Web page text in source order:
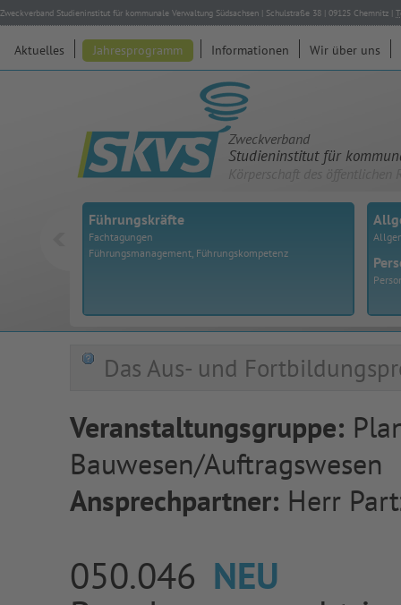
Zweckverband Studieninstitut für kommunale Verwaltung Südsachsen | Schulstraße 38 | 09125 Chemnitz |
Aktuelles Jahresprogramm Informationen Wir über uns
Zweckverband
Studieninstitut für
Körperschaft des öffentlichen
Führungskräfte
Fachtagungen
Führungsmanagement, Führungskompetenz
Das Aus- und
Veranstaltungsgruppe:
Bauwesen/Auftragswesen
Ansprechpartner: Herr
050.046 NEU